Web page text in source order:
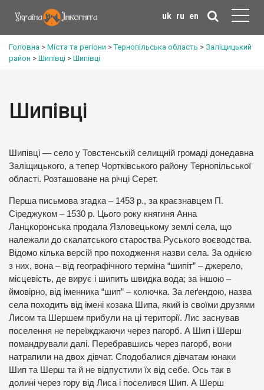
uk ru en
Головна > Міста та регіони >Тернопільська область > Заліщицький
район > Шипівці > Шипівці
Шипівці
Шипівці — село у Товстенській селищній громаді донедавна
Заліщицького, а тепер Чортківського району Тернопільської
області. Розташоване на річці Серет.
Перша письмова згадка – 1453 р., за краєзнавцем П.
Сіреджуком – 1530 р. Цього року княгиня Анна
Ланцкоронська продала Язловецькому землі села, що
належали до скалатського староства Руського воєводства.
Відомо кілька версій про походження назви села. За однією
з них, вона – від географічного терміна “шипіт” – джерело,
місцевість, де вирує і шипить швидка вода; за іншою –
ймовірно, від іменника “шип” – колючка. За леґендою, назва
села походить від імені козака Шипа, який із своїми друзями
Лисом та Шершем прибули на ці території. Лис заснував
поселення не переїжджаючи через пагорб. А Шип і Шерш
помандрували далі. Перебравшись через пагорб, вони
натрапили на двох дівчат. Сподобалися дівчатам юнаки
Шип та Шерш та й не відпустили їх від себе. Ось так в
долині через гору від Лиса і поселився Шип. А Шерш